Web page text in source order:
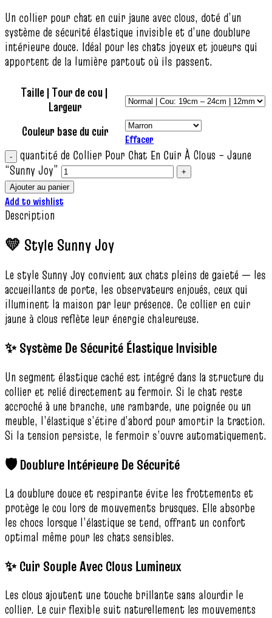
Un collier pour chat en cuir jaune avec clous, doté d’un
système de sécurité élastique invisible et d’une doublure
intérieure douce. Idéal pour les chats joyeux et joueurs qui
apportent de la lumière partout où ils passent.
Taille | Tour de cou |
Largeur
Couleur base du cuir
Effacer
quantité de Collier Pour Chat En Cuir À Clous – Jaune
“Sunny Joy”
Ajouter au panier
Add to wishlist
Description
💛 Style Sunny Joy
Le style Sunny Joy convient aux chats pleins de gaieté — les
accueillants de porte, les observateurs enjoués, ceux qui
illuminent la maison par leur présence. Ce collier en cuir
jaune à clous reflète leur énergie chaleureuse.
✨ Système De Sécurité Élastique Invisible
Un segment élastique caché est intégré dans la structure du
collier et relié directement au fermoir. Si le chat reste
accroché à une branche, une rambarde, une poignée ou un
meuble, l’élastique s’étire d’abord pour amortir la traction.
Si la tension persiste, le fermoir s’ouvre automatiquement.
🛡️ Doublure Intérieure De Sécurité
La doublure douce et respirante évite les frottements et
protège le cou lors de mouvements brusques. Elle absorbe
les chocs lorsque l’élastique se tend, offrant un confort
optimal même pour les chats sensibles.
✨ Cuir Souple Avec Clous Lumineux
Les clous ajoutent une touche brillante sans alourdir le
collier. Le cuir flexible suit naturellement les mouvements